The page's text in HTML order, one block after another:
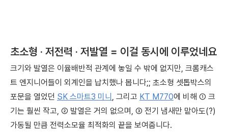
초소형 · 저전력 · 저발열 = 이걸 동시에 이루었네요
크기와 발열은 이율배반적 관계에 놓일 수 밖에 없지만, 크롬캐스
트 엔지니어들이 외계인을 납치했나 봅니다;; 초소형 셋톱박스의
포문을 열었던 SK 스마트3 미니 , 그리고 KT M770에 비해 ① 크
기는 훨씬 작고, ② 발열은 거의 없으며, ③ 전기 냄새만 맡아도(?)
가동될 만큼 전력소모율 최적화의 끝을 보여줍니다.